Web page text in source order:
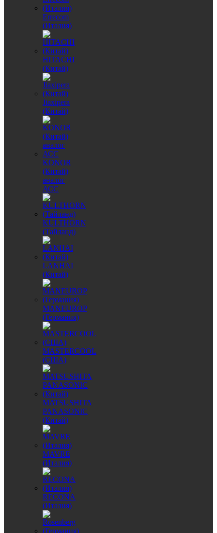
Errecom
(Италия)
HITACHI
(Китай)
Jiaxipera
(Китай)
KONOR
(Китай)
аналог
АСС
KULTHORN
(Тайланд)
LANHAI
(Китай)
MANEUROP
(Германия)
MASTERCOOL
(США)
MATSUSHITA
PANASONIC
(Китай)
MAVRE
(Италия)
RECONA
(Италия)